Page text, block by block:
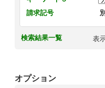
請求記号
検索結果一覧 表
オプション